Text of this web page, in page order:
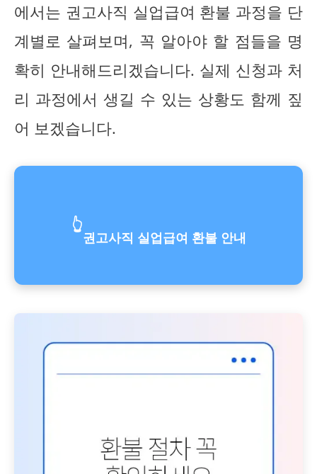
에서는 권고사직 실업급여 환불 과정을 단
계별로 살펴보며, 꼭 알아야 할 점들을 명
확히 안내해드리겠습니다. 실제 신청과 처
리 과정에서 생길 수 있는 상황도 함께 짚
어 보겠습니다.
👆
권고사직 실업급여 환불 안내